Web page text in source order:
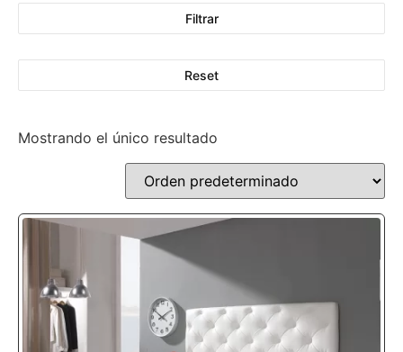
Filtrar
Reset
Mostrando el único resultado